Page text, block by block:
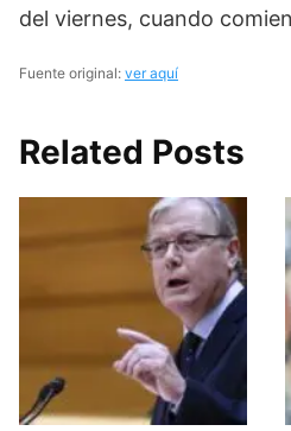
del viernes, cuando
Fuente original: ver aquí
Related Posts